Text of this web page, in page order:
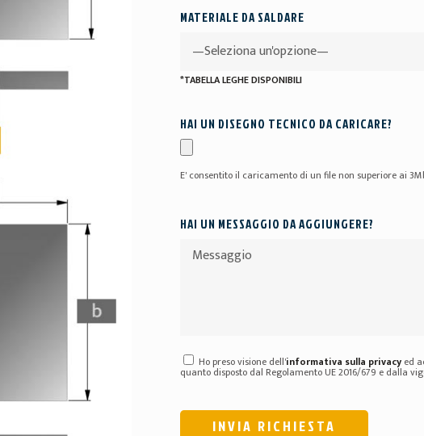
MATERIALE DA SALDARE
*TABELLA LEGHE DISPONIBILI
HAI UN DISEGNO TECNICO DA CARICARE?
E' consentito il caricamento di un file non superiore ai
HAI UN MESSAGGIO DA AGGIUNGERE?
Ho preso visione dell'informativa sulla privacy ed
quanto disposto dal Regolamento UE 2016/679 e dalla